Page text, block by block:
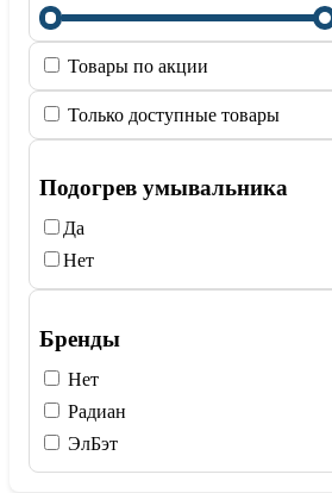
Товары по акции
Только доступные товары
Подогрев умывальника
Да
Нет
Бренды
Нет
Радиан
ЭлБэт